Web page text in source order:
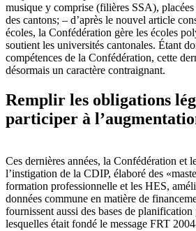
musique y comprise (filières SSA), placées
des cantons; – d’après le nouvel article
écoles, la Confédération gère les écoles
soutient les universités cantonales. Étant
compétences de la Confédération, cette
désormais un caractère contraignant.
Remplir les obligations
participer à
Ces dernières années, la Confédération et
l’instigation de la CDIP, élaboré des
formation professionnelle et les HES,
données commune en matière de
fournissent aussi des bases de
lesquelles était fondé le message FRT